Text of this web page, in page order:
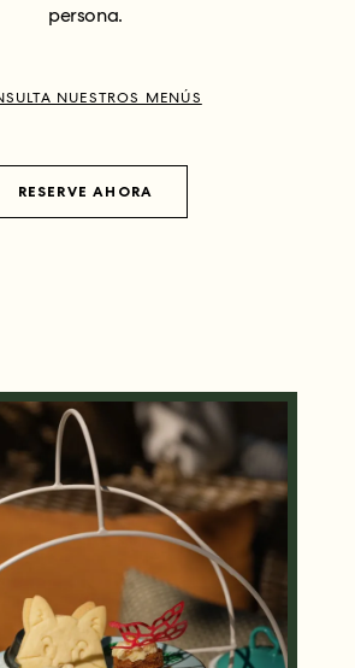
persona.
NUESTROS MENÚS
RESERVE AHORA